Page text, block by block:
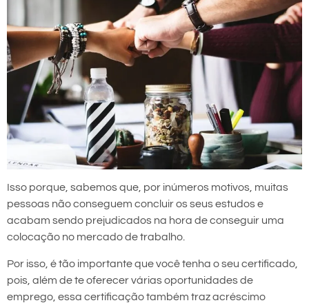
Isso porque, sabemos que, por inúmeros motivos, muitas
pessoas não conseguem concluir os seus estudos e
acabam sendo prejudicados na hora de conseguir uma
colocação no mercado de trabalho.
Por isso, é tão importante que você tenha o seu certificado,
pois, além de te oferecer várias oportunidades de
emprego, essa certificação também traz acréscimo